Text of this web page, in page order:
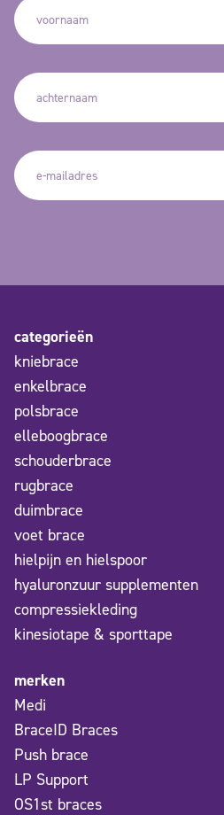
categorieën
kniebrace
enkelbrace
polsbrace
elleboogbrace
schouderbrace
rugbrace
duimbrace
voet brace
hielpijn en hielspoor
hyaluronzuur supplementen
compressiekleding
kinesiotape & sporttape
merken
Medi
BraceID Braces
Push brace
LP Support
OS1st braces